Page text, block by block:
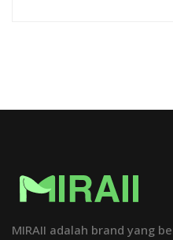
MIRAII adalah brand yang